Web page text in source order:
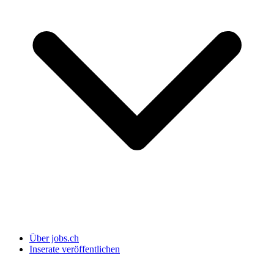
Über jobs.ch
Inserate veröffentlichen